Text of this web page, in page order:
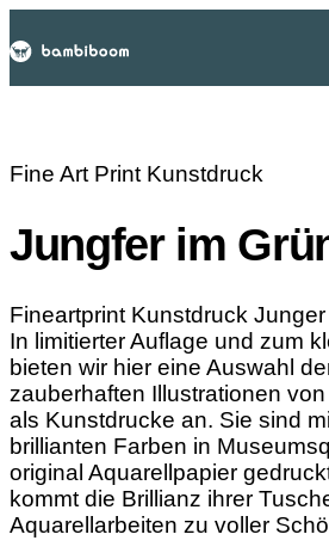
Fine Art Print Kunstdruck
Jungfer im
Fineartprint Kunstdruck
In limitierter Auflage und zum
bieten wir hier eine Auswahl
zauberhaften Illustrationen
als Kunstdrucke an. Sie sind
brillianten Farben in
original Aquarellpapier
kommt die Brillianz ihrer
Aquarellarbeiten zu voller